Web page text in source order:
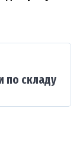
по складу